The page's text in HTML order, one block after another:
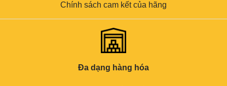
Chính sách cam kết của hãng
Đa dạng hàng hóa